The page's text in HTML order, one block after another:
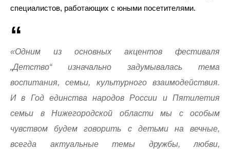
специалистов, работающих с юными посетителями.
«Одним из основных акцентов фестиваля
„Детство“ изначально задумывалась тема
воспитания, семьи, культурного взаимодействия.
И в Год единства народов России и Пятилетия
семьи в Нижегородской области мы с особым
чувством будем говорить с детьми на вечные,
всегда актуальные темы дружбы, любви,